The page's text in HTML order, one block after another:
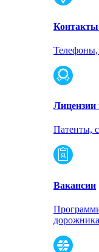
Телефоны,
Лицензии
Патенты,
Вакансии